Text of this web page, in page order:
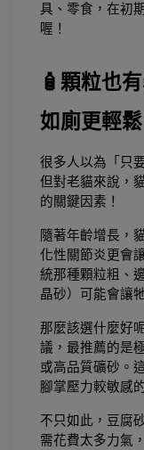
具、零食，在初
喔！
🧴顆粒也
如廁更輕
很多人以為「只
但對老貓來說，
的關鍵因素！
隨著年齡增長，
化性關節炎更會
統那種顆粒粗、
晶砂）可能會讓
那麼該選什麼好
議，最推薦的是
或高品質礦砂。
腳掌壓力較敏感
不只如此，豆腐
需花費太多力氣